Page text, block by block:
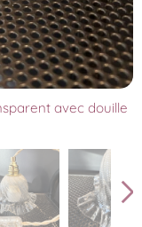
avec douille